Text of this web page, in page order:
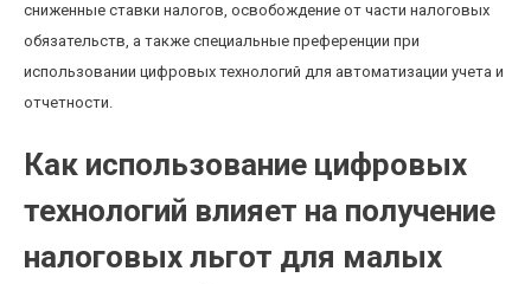
сниженные ставки налогов, освобождение от части налоговых
обязательств, а также специальные преференции при
использовании цифровых технологий для автоматизации учета и
отчетности.
Как использование цифровых
технологий влияет на получение
налоговых льгот для малых